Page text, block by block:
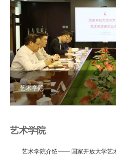
艺术学院
艺术学院
艺术学院介绍—— 国家开放大学艺